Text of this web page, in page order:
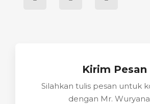
Kirim Pesan
Silahkan tulis pesan untuk
dengan Mr.